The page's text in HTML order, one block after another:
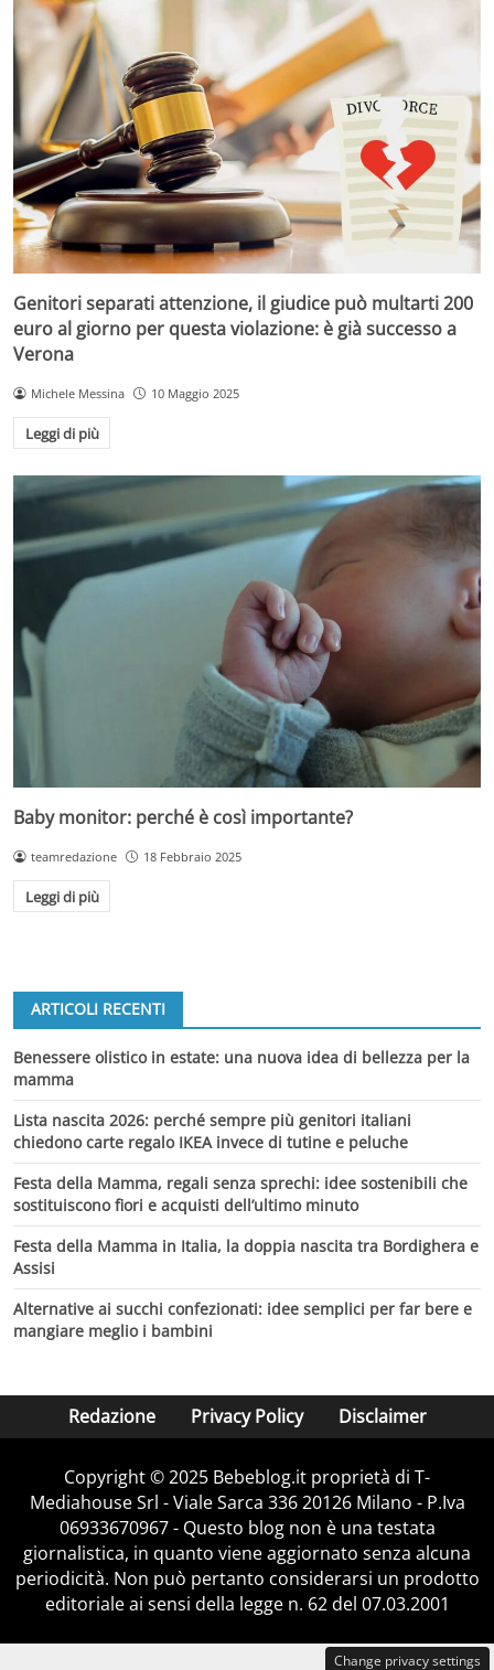
Genitori separati attenzione, il giudice può multarti 200
euro al giorno per questa violazione: è già successo a
Verona
Michele Messina 10 Maggio 2025
Leggi di più
Baby monitor: perché è così importante?
teamredazione 18 Febbraio 2025
Leggi di più
ARTICOLI RECENTI
Benessere olistico in estate: una nuova idea di bellezza per la
mamma
Lista nascita 2026: perché sempre più genitori italiani
chiedono carte regalo IKEA invece di tutine e peluche
Festa della Mamma, regali senza sprechi: idee sostenibili che
sostituiscono fiori e acquisti dell’ultimo minuto
Festa della Mamma in Italia, la doppia nascita tra Bordighera e
Assisi
Alternative ai succhi confezionati: idee semplici per far bere e
mangiare meglio i bambini
Redazione Privacy Policy Disclaimer
Copyright © 2025 Bebeblog.it proprietà di T-
Mediahouse Srl - Viale Sarca 336 20126 Milano - P.Iva
06933670967 - Questo blog non è una testata
giornalistica, in quanto viene aggiornato senza alcuna
periodicità. Non può pertanto considerarsi un prodotto
editoriale ai sensi della legge n. 62 del 07.03.2001
Change privacy settings